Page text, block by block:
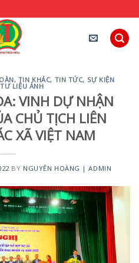
, TIN KHÁC, TIN TỨC, SỰ KIỆN
TƯ LIỆU ẢNH
VINH DỰ NHẬN
CHỦ TỊCH LIÊN
XÃ VIỆT NAM
BY NGUYÊN HOÀNG | ADMIN